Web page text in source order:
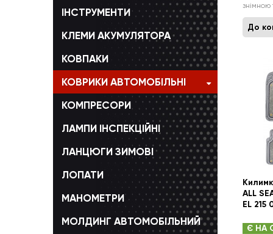
ІНСТРУМЕНТИ
КЛЕМИ АКУМУЛЯТОРА
КОВПАКИ
КОВРИКИ АВТОМОБІЛЬНІ
КОМПРЕСОРИ
ЛАМПИ ІНСПЕКЦІЙНІ
ЛАНЦЮГИ ЗИМОВІ
ЛОПАТИ
МАНОМЕТРИ
МОЛДИНГ АВТОМОБІЛЬНИЙ
знімною
на
До
ALL
EL 215
Є НА